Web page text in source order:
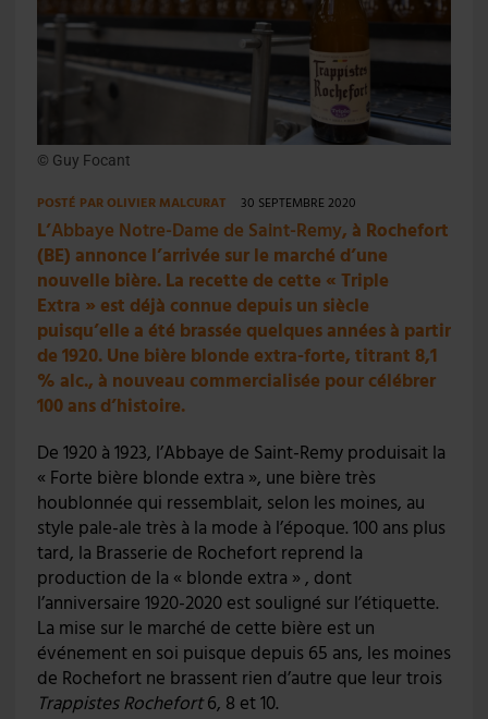
© Guy Focant
POSTÉ PAROLIVIER MALCURAT 30 SEPTEMBRE 2020
L’Abbaye Notre-Dame de Saint-Remy, à Rochefort
(BE) annonce l’arrivée sur le marché d’une
nouvelle bière. La recette de cette « Triple
Extra » est déjà connue depuis un siècle
puisqu’elle a été brassée quelques années à partir
de 1920. Une bière blonde extra-forte, titrant 8,1
% alc., à nouveau commercialisée pour célébrer
100 ans d’histoire.
De 1920 à 1923, l’Abbaye de Saint-Remy produisait la
« Forte bière blonde extra », une bière très
houblonnée qui ressemblait, selon les moines, au
style pale-ale très à la mode à l’époque. 100 ans plus
tard, la Brasserie de Rochefort reprend la
production de la « blonde extra » , dont
l’anniversaire 1920-2020 est souligné sur l’étiquette.
La mise sur le marché de cette bière est un
événement en soi puisque depuis 65 ans, les moines
de Rochefort ne brassent rien d’autre que leur trois
Trappistes Rochefort6, 8 et 10.